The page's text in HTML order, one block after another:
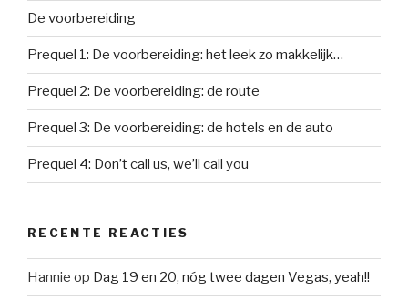
De voorbereiding
Prequel 1: De voorbereiding: het leek zo makkelijk…
Prequel 2: De voorbereiding: de route
Prequel 3: De voorbereiding: de hotels en de auto
Prequel 4: Don’t call us, we’ll call you
RECENTE REACTIES
Hannie op Dag 19 en 20, nóg twee dagen Vegas, yeah!!